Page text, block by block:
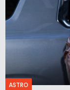
ASTRO